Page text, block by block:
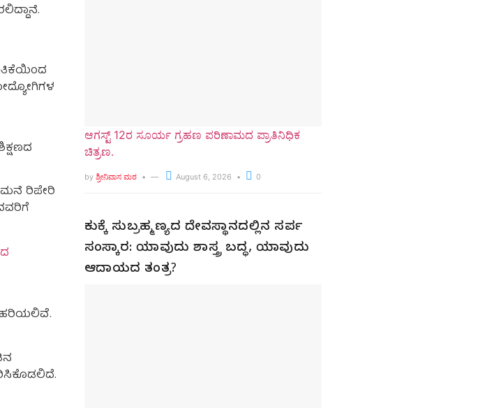
ಮನೆ ರಿಪೇರಿ
ಆಗಸ್ಟ್ 12ರ ಸೂರ್ಯ ಗ್ರಹಣ ಪರಿಣಾಮದ ಪ್ರಾತಿನಿಧಿಕ
ಚಿತ್ರಣ.
by ಶ್ರೀನಿವಾಸ ಮಠ August 6, 2026 0
ಕುಕ್ಕೆ ಸುಬ್ರಹ್ಮಣ್ಯದ ದೇವಸ್ಥಾನದಲ್ಲಿನ ಸರ್ಪ
ಸಂಸ್ಕಾರ: ಯಾವುದು ಶಾಸ್ತ್ರ ಬದ್ಧ, ಯಾವುದು
ಆದಾಯದ ತಂತ್ರ?